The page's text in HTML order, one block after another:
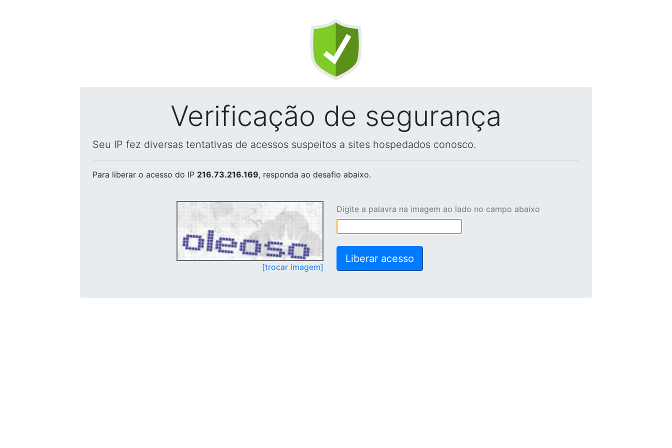
Verificação de segurança
Seu IP fez diversas tentativas de acessos suspeitos a sites hospedados conosco.
Para liberar o acesso do IP 216.73.216.169, responda ao desafio abaixo.
[trocar imagem]
Digite a palavra na imagem ao lado no campo abaixo